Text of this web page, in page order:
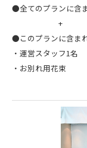
●全てのプランに含
+
●このプランに含ま
・運営スタッフ1名
・お別れ用花束